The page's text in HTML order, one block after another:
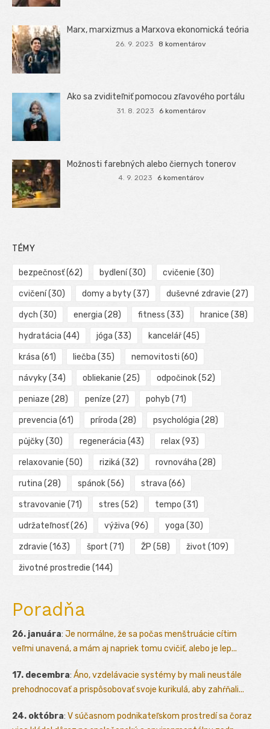
Marx, marxizmus a Marxova ekonomická teória
26. 9. 2023 8 komentárov
Ako sa zviditeľniť pomocou zľavového portálu
31. 8. 2023 6 komentárov
Možnosti farebných alebo čiernych tonerov
4. 9. 2023 6 komentárov
TÉMY
bezpečnosť(62) bydlení(30) cvičenie (30)
cvičení(30) domy a byty(37) duševné zdravie (27)
dych (30) energia (28) fitness (33) hranice (38)
hydratácia (44) jóga (33) kancelář(45)
krása (61) liečba (35) nemovitosti (60)
návyky(34) obliekanie (25) odpočinok(52)
peniaze (28) peníze (27) pohyb (71)
prevencia (61) príroda (28) psychológia (28)
půjčky(30) regenerácia (43) relax (93)
relaxovanie (50) riziká (32) rovnováha (28)
rutina (28) spánok(56) strava (66)
stravovanie (71) stres (52) tempo (31)
udržateľnosť(26) výživa (96) yoga (30)
zdravie (163) šport (71) ŽP (58) život (109)
životné prostredie (144)
Poradňa
26. januára: Je normálne, že sa počas menštruácie cítim
veľmi unavená, a mám aj napriek tomu cvičiť, alebo je lep...
17. decembra: Áno, vzdelávacie systémy by mali neustále
prehodnocovať a prispôsobovať svoje kurikulá, aby zahŕňali...
24. októbra: V súčasnom podnikateľskom prostredí sa čoraz